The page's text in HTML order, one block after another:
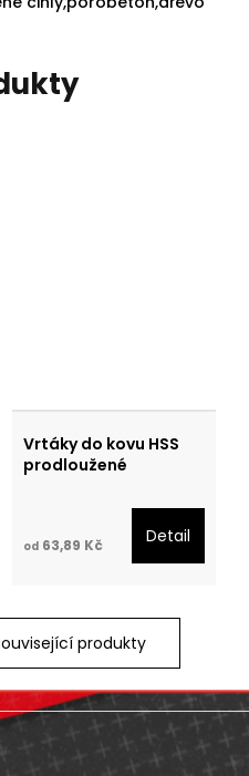
Vrtáky do kovu HSS
prodloužené
od 63,89 Kč Detail
produkty